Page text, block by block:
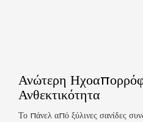
Ανώτερη
Ανθεκτικότητα
Το πάνελ από ξύλινες σανίδες